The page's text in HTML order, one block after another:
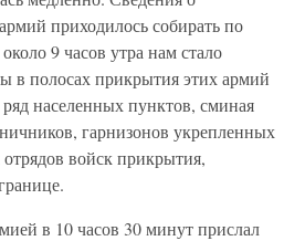
приходилось собирать по
9 часов утра нам стало
в полосах прикрытия этих армий
населенных пунктов, сминая
гарнизонов укрепленных
войск прикрытия,
в 10 часов 30 минут прислал